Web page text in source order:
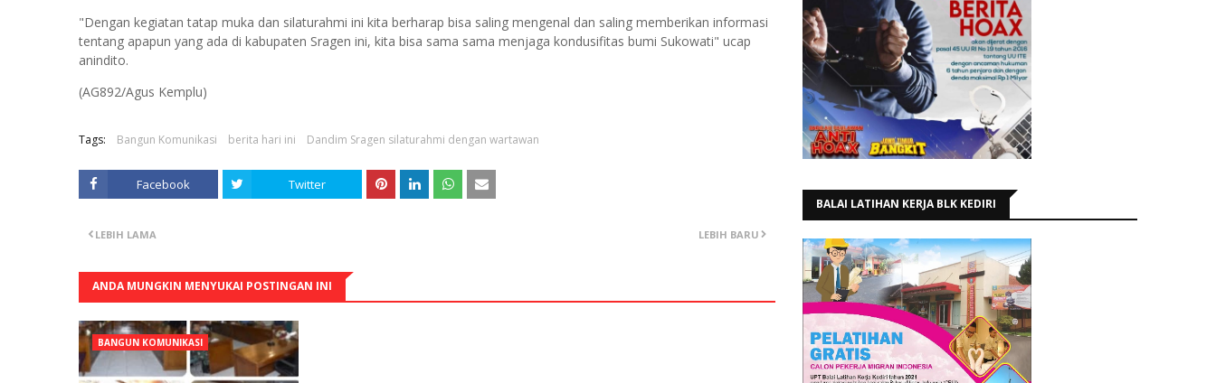
"Dengan kegiatan tatap muka dan silaturahmi ini kita berharap bisa saling mengenal dan saling memberikan informasi
tentang apapun yang ada di kabupaten Sragen ini, kita bisa sama sama menjaga kondusifitas bumi Sukowati" ucap
anindito.
(AG892/Agus Kemplu)
Tags: Bangun Komunikasi berita hari ini Dandim Sragen silaturahmi dengan wartawan
Facebook Twitter
LEBIH BARU
LEBIH LAMA
ANDA MUNGKIN MENYUKAI POSTINGAN INI
BANGUN KOMUNIKASI
BALAI LATIHAN KERJA BLK KEDIRI